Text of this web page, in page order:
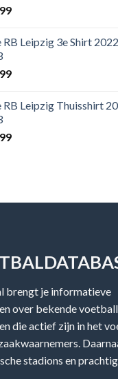
RB Leipzig 3e Shirt
RB Leipzig Thuisshirt
brengt je informatieve
over bekende
die actief zijn in het
stadions en